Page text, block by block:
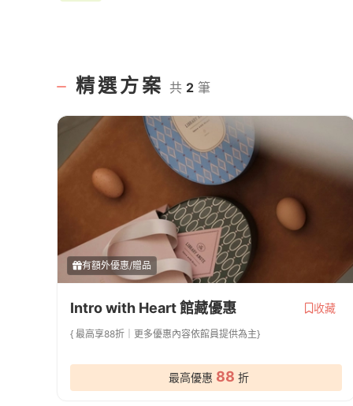
精選方案 共 2 筆
有額外優惠/贈品
Intro with Heart 館藏優惠 收藏
{ 最高享88折｜更多優惠內容依館員提供為主}
最高優惠 88 折